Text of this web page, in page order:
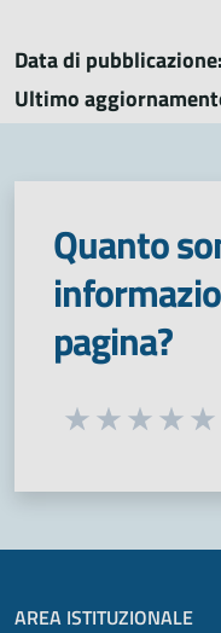
Data di pubblicazione:
Ultimo
Quanto
pagina?
Seleziona
AREA ISTITUZIONALE